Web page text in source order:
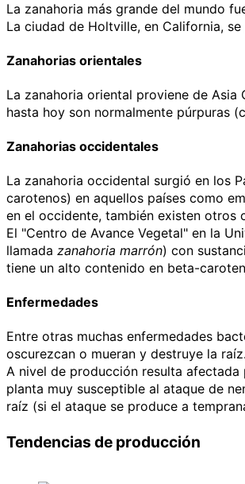
La zanahoria más grande del mundo
La ciudad de Holtville, en California,
Zanahorias orientales
La zanahoria oriental proviene de
hasta hoy son normalmente púrpuras
Zanahorias occidentales
La zanahoria occidental surgió en los
carotenos) en aquellos países como
en el occidente, también existen otros
El "Centro de Avance Vegetal" en la
llamada zanahoria marrón) con
tiene un alto contenido en beta-
Enfermedades
Entre otras muchas enfermedades
oscurezcan o mueran y destruye la raíz.
A nivel de producción resulta
planta muy susceptible al ataque de
raíz (si el ataque se produce a
Tendencias de producción